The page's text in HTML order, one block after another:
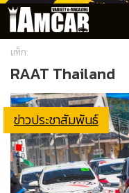
แท็ก:
RAAT Thailand
ข่าวประชาสัมพันธ์